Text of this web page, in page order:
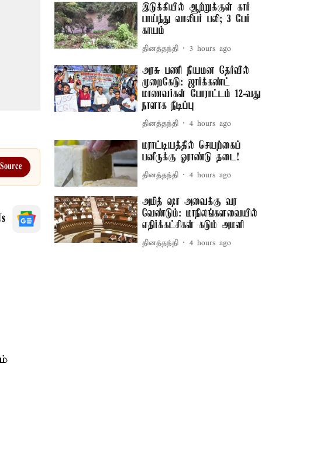
இடுக்கியில் ஆற்றுக்குள் கார்
பாய்ந்து வாலிபர் பலி; 3 பேர்
காயம்
தினத்தந்தி 3 hours ago
அரசு பணி நியமன தேர்வில்
முறைகேடு: ஜார்க்கண்ட்
மாணவர்கள் போராட்டம் 12-வது
நாளாக நீடிப்பு
தினத்தந்தி 4 hours ago
மராட்டியத்தில் செயற்கைப்
பனீருக்கு ஓராண்டு தடை!
தினத்தந்தி 4 hours ago
அமித் ஷா அவைக்கு வர
வேண்டும்: மாநிலங்களவையில்
எதிர்க்கட்சிகள் கடும் அமளி
தினத்தந்தி 4 hours ago